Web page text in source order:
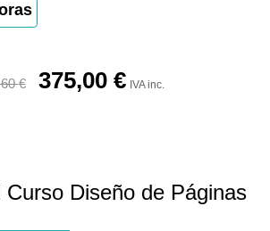
€ 375,00 € IVA inc.
Curso Diseño de Páginas